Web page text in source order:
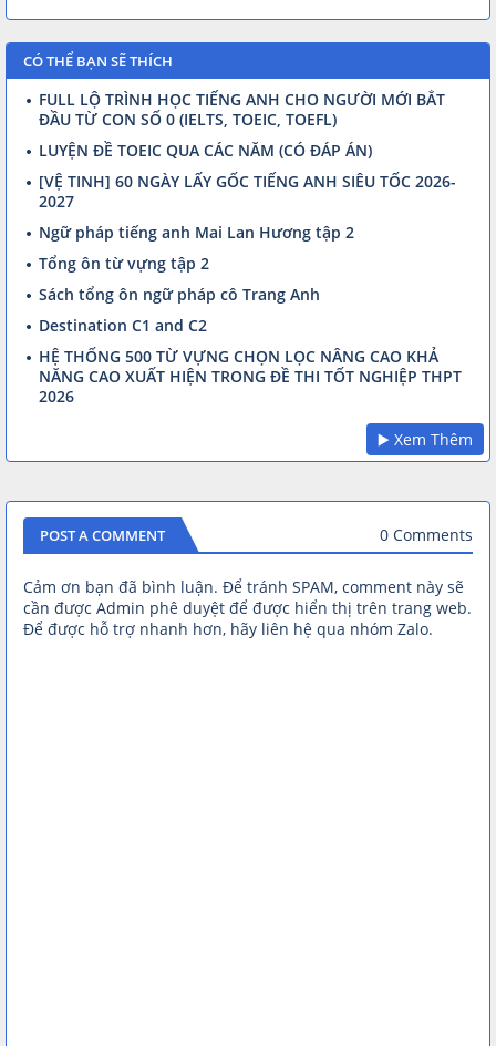
CÓ THỂ BẠN SẼ THÍCH
FULL LỘ TRÌNH HỌC TIẾNG ANH CHO NGƯỜI MỚI BẮT
ĐẦU TỪ CON SỐ 0 (IELTS, TOEIC, TOEFL)
LUYỆN ĐỀ TOEIC QUA CÁC NĂM (CÓ ĐÁP ÁN)
[VỆ TINH] 60 NGÀY LẤY GỐC TIẾNG ANH SIÊU TỐC 2026-
2027
Ngữ pháp tiếng anh Mai Lan Hương tập 2
Tổng ôn từ vựng tập 2
Sách tổng ôn ngữ pháp cô Trang Anh
Destination C1 and C2
HỆ THỐNG 500 TỪ VỰNG CHỌN LỌC NÂNG CAO KHẢ
NĂNG CAO XUẤT HIỆN TRONG ĐỀ THI TỐT NGHIỆP THPT
2026
▶️ Xem Thêm
POST A COMMENT 0 Comments
Cảm ơn bạn đã bình luận. Để tránh SPAM, comment này sẽ
cần được Admin phê duyệt để được hiển thị trên trang web.
Để được hỗ trợ nhanh hơn, hãy liên hệ qua nhóm Zalo.